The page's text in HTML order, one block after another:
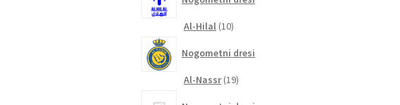
Al-Hilal 1010
Nogometni dresi
Al-Nassr 1919